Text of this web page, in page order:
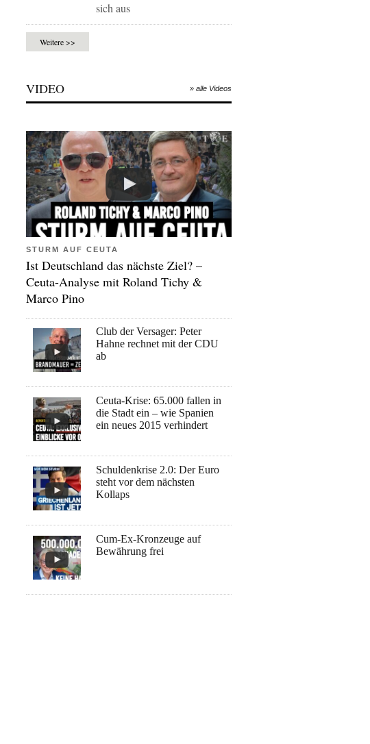
sich aus
Weitere >>
VIDEO » alle Videos
STURM AUF CEUTA
Ist Deutschland das nächste Ziel? –
Ceuta-Analyse mit Roland Tichy &
Marco Pino
Club der Versager: Peter
Hahne rechnet mit der CDU
ab
Ceuta-Krise: 65.000 fallen in
die Stadt ein – wie Spanien
ein neues 2015 verhindert
Schuldenkrise 2.0: Der Euro
steht vor dem nächsten
Kollaps
Cum-Ex-Kronzeuge auf
Bewährung frei